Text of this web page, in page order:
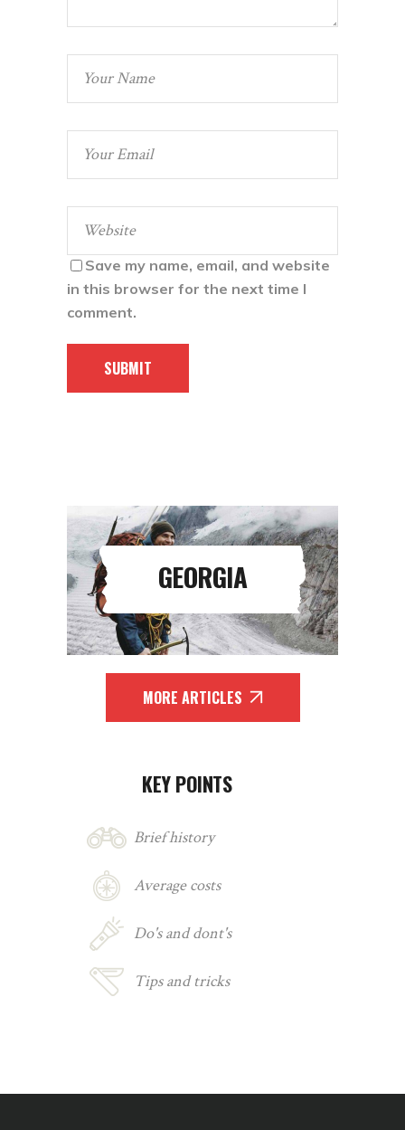
Save my name, email, and website
in this browser for the next time I
comment.
SUBMIT
GEORGIA
MORE ARTICLES
KEY POINTS
Brief history
Average costs
Do's and dont's
Tips and tricks